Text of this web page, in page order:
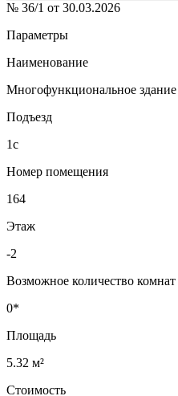
№ 36/1 от 30.03.2026
Параметры
Наименование
Многофункциональное
Подъезд
1с
Номер помещения
164
Этаж
-2
Возможное количество комнат
0*
Площадь
5.32 м²
Стоимость